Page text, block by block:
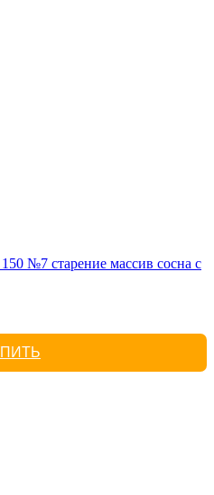
№7 старение массив сосна с